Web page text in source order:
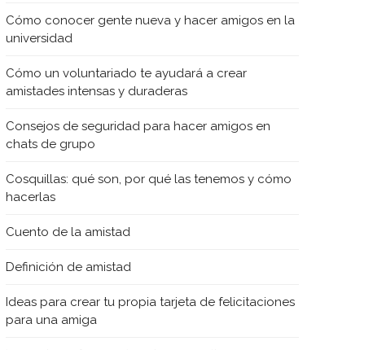
Cómo conocer gente nueva y hacer amigos en la
universidad
Cómo un voluntariado te ayudará a crear
amistades intensas y duraderas
Consejos de seguridad para hacer amigos en
chats de grupo
Cosquillas: qué son, por qué las tenemos y cómo
hacerlas
Cuento de la amistad
Definición de amistad
Ideas para crear tu propia tarjeta de felicitaciones
para una amiga